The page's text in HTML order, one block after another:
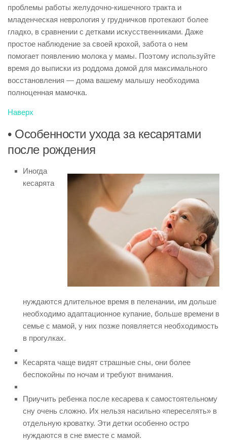
проблемы работы желудочно-кишечного тракта и
младенческая неврология у грудничков протекают более
гладко, в сравнении с детками искусственниками. Даже
простое наблюдение за своей крохой, забота о нем
помогает появлению молока у мамы. Поэтому используйте
время до выписки из роддома домой для максимального
восстановления — дома вашему малышу необходима
полноценная мамочка.
Наверх
• Особенности ухода за кесарятами
после рождения
Иногда
кесарята
нуждаются длительное время в пеленании, им дольше
необходимо адаптационное купание, больше времени в
семье с мамой, у них позже появляется необходимость
в прогулках.
Кесарята чаще видят страшные сны, они более
беспокойны по ночам и требуют внимания.
Приучить ребенка после кесарева к самостоятельному
сну очень сложно. Их нельзя насильно «переселять» в
отдельную кроватку. Эти детки особенно остро
нуждаются в сне вместе с мамой.